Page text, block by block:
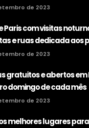
de 2023
Paris com visitas
e ruas dedicada aos
de 2023
gratuitos e abertos em
domingo de cada mês
de 2023
melhores lugares